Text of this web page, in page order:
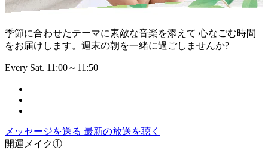
季節に合わせたテーマに素敵な音楽を添えて 心なごむ時間
をお届けします。週末の朝を一緒に過ごしませんか?
Every Sat. 11:00～11:50
メッセージを送る 最新の放送を聴く
開運メイク①